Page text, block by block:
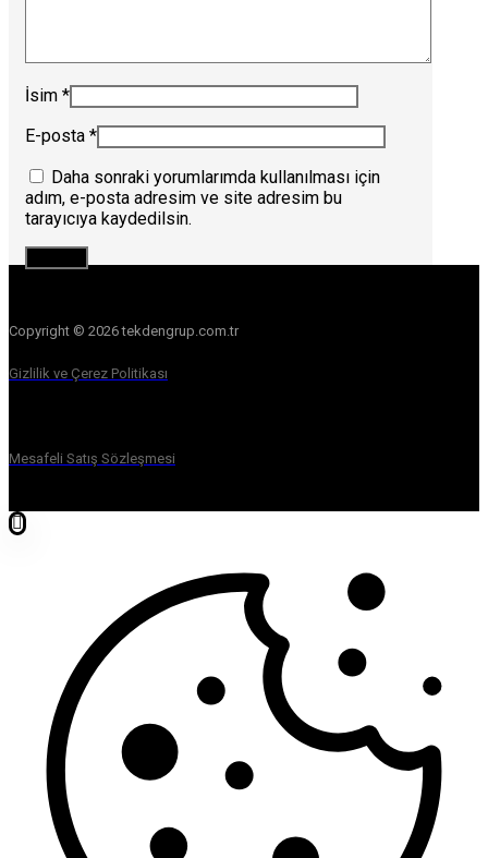
İsim *
E-posta *
Daha sonraki yorumlarımda kullanılması için
adım, e-posta adresim ve site adresim bu
tarayıcıya kaydedilsin.
Copyright © 2026 tekdengrup.com.tr
Gizlilik ve Çerez Politikası
Mesafeli Satış Sözleşmesi